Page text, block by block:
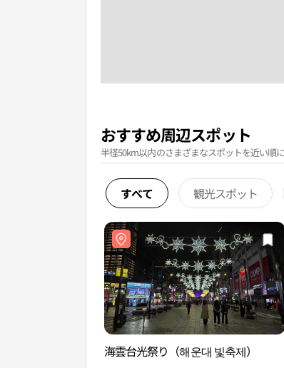
おすすめ周辺スポット
半径50km以内のさまざまなスポットを近い順に
すべて 観光スポット
海雲台光祭り（해운대 빛축제）